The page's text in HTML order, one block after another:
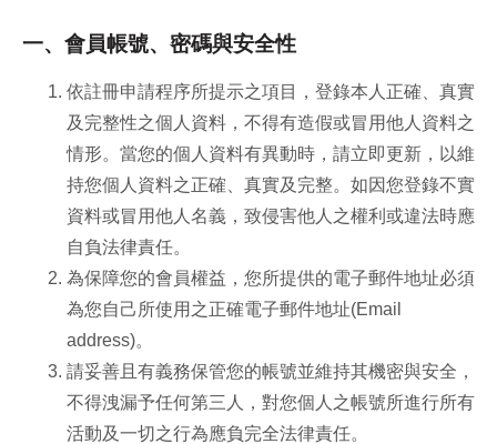
一、會員帳號、密碼與安全性
依註冊申請程序所提示之項目，登錄本人正確、真實
及完整性之個人資料，不得有造假或冒用他人資料之
情形。當您的個人資料有異動時，請立即更新，以維
持您個人資料之正確、真實及完整。如因您登錄不實
資料或冒用他人名義，致侵害他人之權利或違法時應
自負法律責任。
為保障您的會員權益，您所提供的電子郵件地址必須
為您自己所使用之正確電子郵件地址(Email
address)。
請妥善且有義務保管您的帳號並維持其機密與安全，
不得洩漏予任何第三人，對您個人之帳號所進行所有
活動及一切之行為應負完全法律責任。